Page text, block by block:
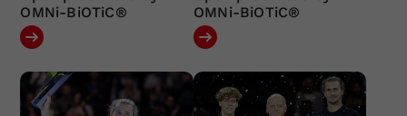
OMNi-BiOTiC®
OMNi-BiOTiC®